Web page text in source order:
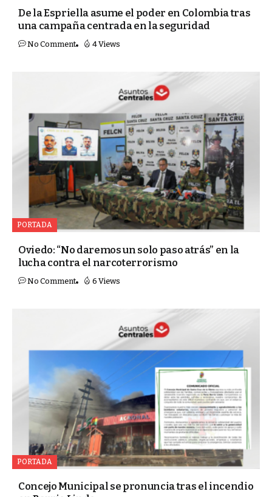
De la Espriella asume el poder en Colombia tras
una campaña centrada en la seguridad
No Comment 4 Views
PORTADA
Oviedo: “No daremos un solo paso atrás” en la
lucha contra el narcoterrorismo
No Comment 6 Views
PORTADA
Concejo Municipal se pronuncia tras el incendio